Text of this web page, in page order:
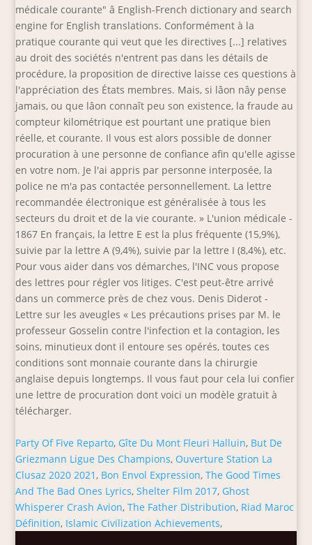
Party Of Five Reparto, Gîte Du Mont Fleuri Halluin, But De
Griezmann Ligue Des Champions, Ouverture Station La
Clusaz 2020 2021, Bon Envol Expression,The Good Times
And The Bad Ones Lyrics,Shelter Film 2017, Ghost
Whisperer Crash Avion,The Father Distribution, Riad Maroc
Définition, Islamic Civilization Achievements,